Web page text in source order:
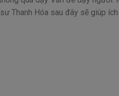
Thanh Hóa sau đây sẽ giúp